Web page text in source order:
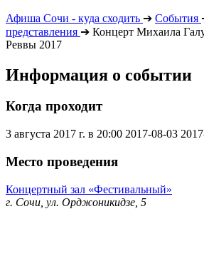
Афиша Сочи - куда сходить ➔ События
представления ➔ Концерт Михаила
Реввы 2017
Информация о событии
Когда проходит
3 августа 2017 г. в 20:00 2017-08-03
Место проведения
Концертный зал «Фестивальный»
г. Сочи, ул. Орджоникидзе, 5